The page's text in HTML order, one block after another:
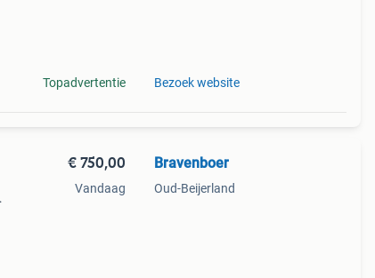
Topadvertentie Bezoek website
€ 750,00
Vandaag
Bravenboer
Oud-Beijerland